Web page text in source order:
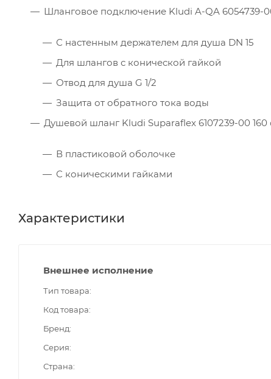
Шланговое подключение Kludi A-QA 6054739-
С настенным держателем для душа DN 15
Для шлангов с конической гайкой
Отвод для душа G 1/2
Защита от обратного тока воды
Душевой шланг Kludi Suparaflex 6107239-00 160
В пластиковой оболочке
С коническими гайками
Характеристики
Внешнее исполнение
Тип товара
Код товара
Бренд
Серия
Страна